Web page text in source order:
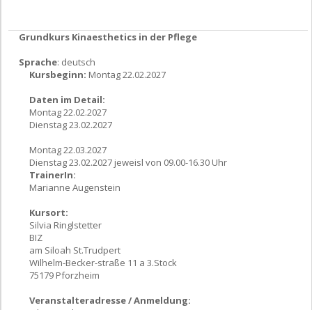
Grundkurs Kinaesthetics in der Pflege
Sprache: deutsch
Kursbeginn: Montag 22.02.2027
Daten im Detail:
Montag 22.02.2027
Dienstag 23.02.2027
Montag 22.03.2027
Dienstag 23.02.2027 jeweisl von 09.00-16.30 Uhr
TrainerIn:
Marianne Augenstein
Kursort:
Silvia Ringlstetter
BIZ
am Siloah St.Trudpert
Wilhelm-Becker-straße 11 a 3.Stock
75179 Pforzheim
Veranstalteradresse / Anmeldung: